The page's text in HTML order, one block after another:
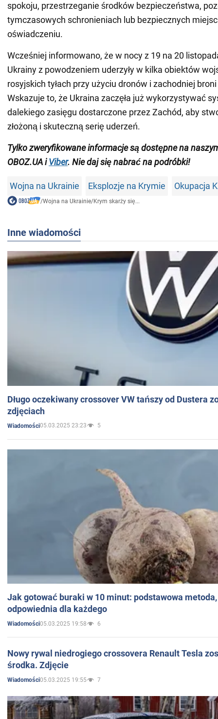
spokoju, przestrzeganie środków bezpieczeństwa,
tymczasowych schronieniach lub bezpiecznych
oświadczeniu.
Wcześniej informowano, że w nocy z 19 na 20
Ukrainy z powodzeniem uderzyły w kilka obiektów
rosyjskich tyłach przy użyciu dronów i zachodniej
Wskazuje to, że Ukraina zaczęła już wykorzystywać
dalekiego zasięgu dostarczone przez Zachód, aby
złożoną i skuteczną serię uderzeń.
Tylko zweryfikowane informacje są dostępne na
OBOZ.UA iViber. Nie daj się nabrać na podróbki!
Wojna na Ukrainie Eksplozje na Krymie Okupacja
/Wojna na Ukrainie/Krym skarży się...
Inne wiadomości
Długo oczekiwany crossover VW tańszy od Dustera
zdjęciach
Wiadomości05.03.2025 23:23 5
Jak gotować buraki w 10 minut: podstawowa
odpowiednia dla każdego
Wiadomości05.03.2025 19:58 6
Nowy rywal niedrogiego crossovera Renault Tesla
środka. Zdjęcie
Wiadomości05.03.2025 19:55 7